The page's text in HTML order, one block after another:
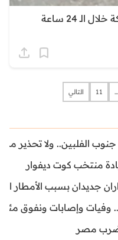
مقاييس الأمطار المسجلة بالمملكة خلال الـ 24 ساعة
…
11 التالي
منتخب كوت ديفوار
جديدان بسبب الأمطار
وإصابات ونفوق مئات